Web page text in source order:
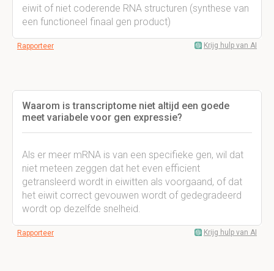
eiwit of niet coderende RNA structuren (synthese van
een functioneel finaal gen product)
Rapporteer Krijg hulp van AI
Waarom is transcriptome niet altijd een goede
meet variabele voor gen expressie?
Als er meer mRNA is van een specifieke gen, wil dat
niet meteen zeggen dat het even efficient
getransleerd wordt in eiwitten als voorgaand, of dat
het eiwit correct gevouwen wordt of gedegradeerd
wordt op dezelfde snelheid.
Rapporteer Krijg hulp van AI